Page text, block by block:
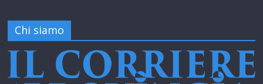
Chi siamo